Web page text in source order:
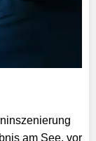
am See, vor